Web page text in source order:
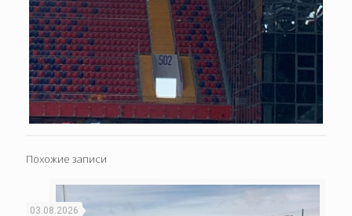
Похожие записи
03.08.2026